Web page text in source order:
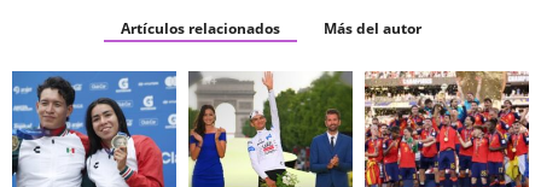
Artículos relacionados Más del autor